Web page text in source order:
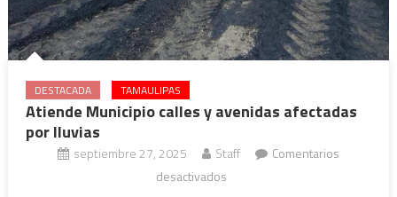
DESTACADA TAMAULIPAS
Atiende Municipio calles y avenidas afectadas
por lluvias
septiembre 27, 2025 Staff
Comentarios
desactivadosen